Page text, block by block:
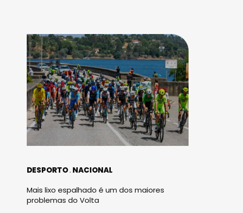
DESPORTO NACIONAL
Mais lixo espalhado é um dos maiores
problemas do Volta